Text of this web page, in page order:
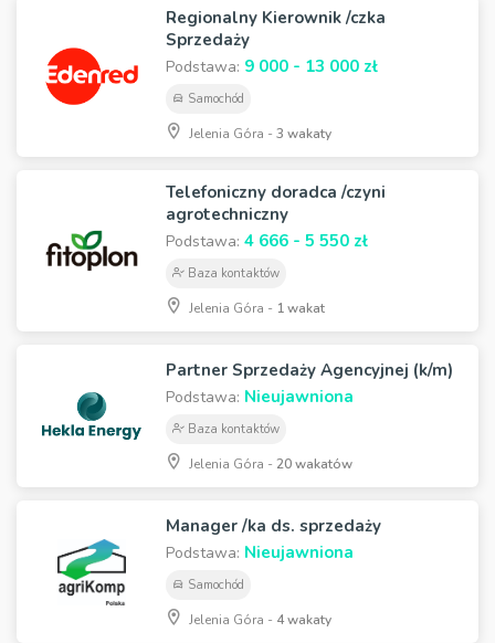
Regionalny Kierownik /czka
Sprzedaży
Podstawa: 9 000 - 13 000 zł
Samochód
Jelenia Góra -3 wakaty
Telefoniczny doradca /czyni
agrotechniczny
Podstawa: 4 666 - 5 550 zł
Baza kontaktów
Jelenia Góra - 1 wakat
Partner Sprzedaży Agencyjnej (k/m)
Podstawa: Nieujawniona
Baza kontaktów
Jelenia Góra -20 wakatów
Manager /ka ds. sprzedaży
Podstawa: Nieujawniona
Samochód
Jelenia Góra - 4 wakaty